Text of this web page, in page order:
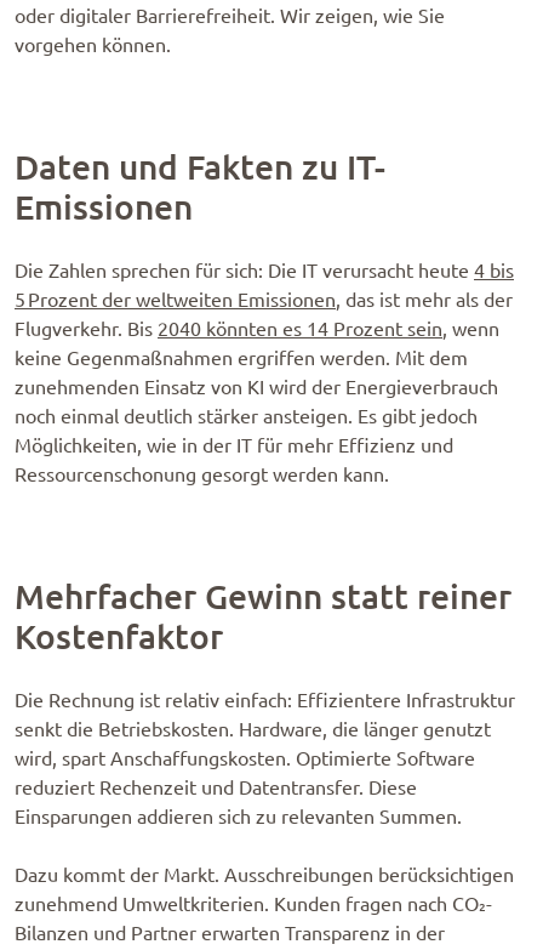
oder digitaler Barrierefreiheit. Wir zeigen, wie Sie
vorgehen können.
Daten und Fakten zu IT-
Emissionen
Die Zahlen sprechen für sich: Die IT verursacht heute 4 bis
5 Prozent der weltweiten Emissionen, das ist mehr als der
Flugverkehr. Bis 2040 könnten es 14 Prozent sein, wenn
keine Gegenmaßnahmen ergriffen werden. Mit dem
zunehmenden Einsatz von KI wird der Energieverbrauch
noch einmal deutlich stärker ansteigen. Es gibt jedoch
Möglichkeiten, wie in der IT für mehr Effizienz und
Ressourcenschonung gesorgt werden kann.
Mehrfacher Gewinn statt reiner
Kostenfaktor
Die Rechnung ist relativ einfach: Effizientere Infrastruktur
senkt die Betriebskosten. Hardware, die länger genutzt
wird, spart Anschaffungskosten. Optimierte Software
reduziert Rechenzeit und Datentransfer. Diese
Einsparungen addieren sich zu relevanten Summen.
Dazu kommt der Markt. Ausschreibungen berücksichtigen
zunehmend Umweltkriterien. Kunden fragen nach CO₂-
Bilanzen und Partner erwarten Transparenz in der